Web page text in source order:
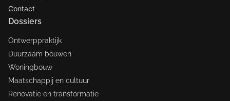
Contact
Dossiers
Ontwerppraktijk
Duurzaam bouwen
Woningbouw
Maatschappij en cultuur
Renovatie en transformatie